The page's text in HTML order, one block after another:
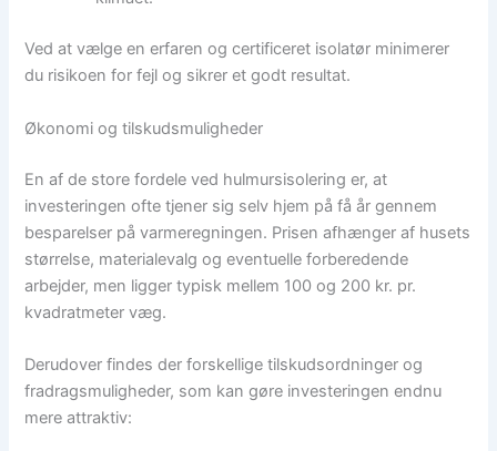
Ved at vælge en erfaren og certificeret isolatør minimerer
du risikoen for fejl og sikrer et godt resultat.
Økonomi og tilskudsmuligheder
En af de store fordele ved hulmursisolering er, at
investeringen ofte tjener sig selv hjem på få år gennem
besparelser på varmeregningen. Prisen afhænger af husets
størrelse, materialevalg og eventuelle forberedende
arbejder, men ligger typisk mellem 100 og 200 kr. pr.
kvadratmeter væg.
Derudover findes der forskellige tilskudsordninger og
fradragsmuligheder, som kan gøre investeringen endnu
mere attraktiv: